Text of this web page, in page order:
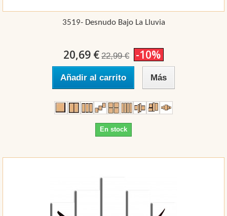
3519- Desnudo Bajo La Lluvia
20,69 € 22,99 € -10%
Añadir al carrito Más
En stock